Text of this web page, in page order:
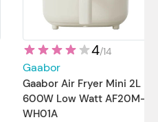
4/14
Gaabor
Gaabor Air Fryer Mini 2L
600W Low Watt AF20M-
WH01A